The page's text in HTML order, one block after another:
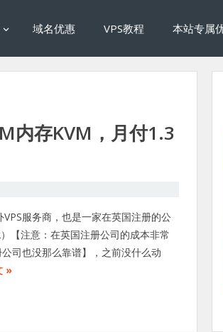
域名优惠 VPS教程 本站专属
内存KVM，月付1.3
服务商，也是一家在英国注册的公
【注意：在英国注册公司的成本非常
司也没那么靠谱】，之前没什么动
»